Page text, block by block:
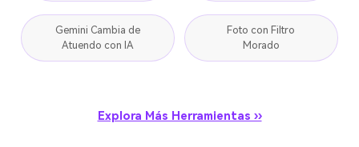
Gemini Cambia de
Atuendo con IA
Foto con Filtro
Morado
Explora Más Herramientas ››